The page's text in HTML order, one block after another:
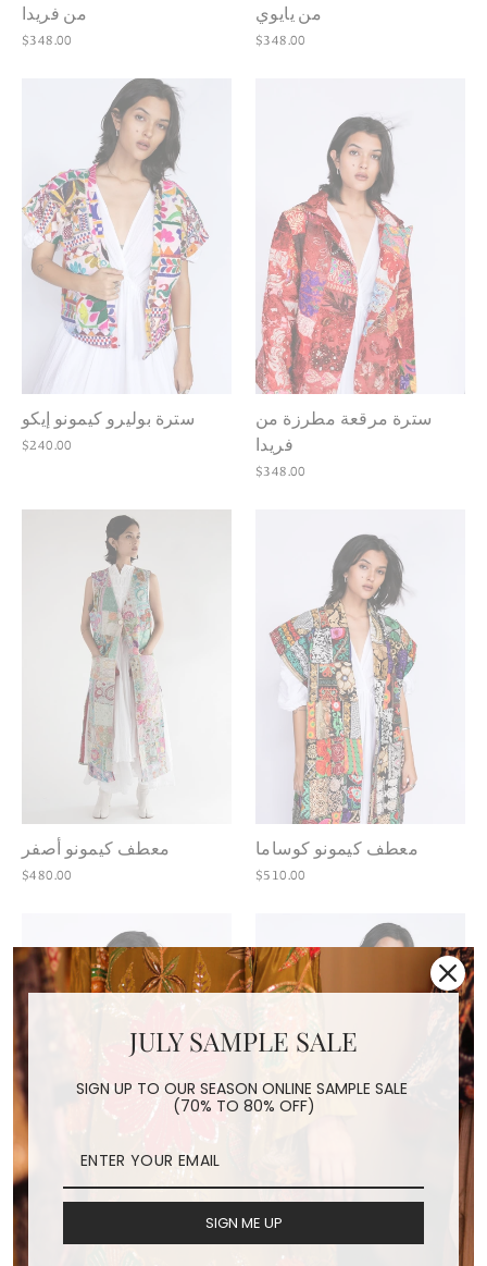
من فريدا
$348.00
من يايوي
$348.00
سترة بوليرو كيمونو إيكو
$240.00
سترة مرقعة مطرزة من
فريدا
$348.00
معطف كيمونو أصفر
$480.00
معطف كيمونو كوساما
$510.00
سترة بومبر مرقعة مطرزة
حقيبة مارلو المرقعة
JULY SAMPLE SALE
SIGN UP TO OUR SEASON ONLINE SAMPLE SALE
(70% TO 80% OFF)
SIGN ME UP